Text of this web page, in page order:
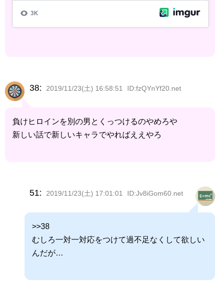
38: 2019/11/23(土) 16:58:51 ID:fzQYnYf20.net
負けヒロインを別の男とくっつけるのやめろや
新しい話で新しいキャラでやればええやろ
51: 2019/11/23(土) 17:01:01 ID:Jv8iGom60.net
>>38
むしろ一対一対応をつけて過不足なくして欲しい
んだが…